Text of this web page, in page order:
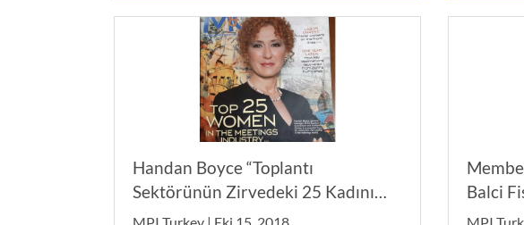
Handan Boyce “Toplantı
Sektörünün Zirvedeki 25 Kadını
2018” Listesinde…
Balci